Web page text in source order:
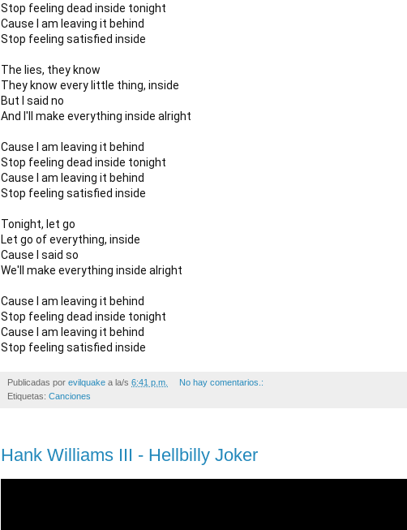
Stop feeling dead inside tonight
Cause I am leaving it behind
Stop feeling satisfied inside
The lies, they know
They know every little thing, inside
But I said no
And I'll make everything inside alright
Cause I am leaving it behind
Stop feeling dead inside tonight
Cause I am leaving it behind
Stop feeling satisfied inside
Tonight, let go
Let go of everything, inside
Cause I said so
We'll make everything inside alright
Cause I am leaving it behind
Stop feeling dead inside tonight
Cause I am leaving it behind
Stop feeling satisfied inside﻿
Publicadas por evilquake a la/s 6:41 p.m.
No hay comentarios.:
Etiquetas: Canciones
Hank Williams III - Hellbilly Joker